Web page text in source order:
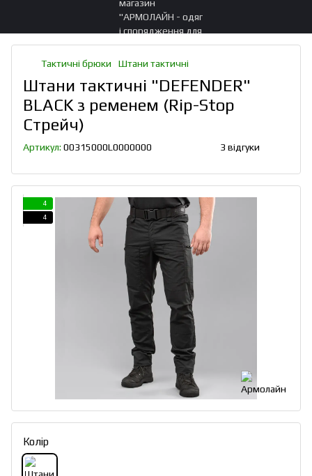
Тактичні брюки Штани тактичні
Штани тактичні "DEFENDER"
BLACK з ременем (Rip-Stop
Стрейч)
Артикул: 00315000L0000000 3 відгуки
4
4
Колір